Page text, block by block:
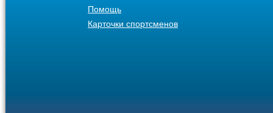
Помощь
Карточки спортсменов